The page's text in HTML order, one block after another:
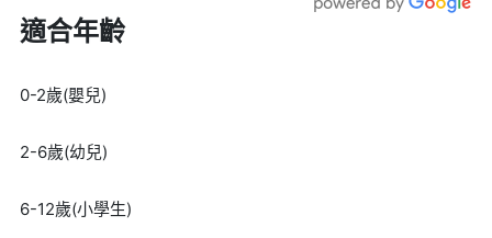
適合年齡
0-2歲(嬰兒)
2-6歲(幼兒)
6-12歲(小學生)